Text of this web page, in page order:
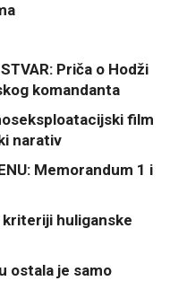
Priča o Hodži
komandanta
film
narativ
Memorandum 1 i
kriteriji huliganske
ostala je samo